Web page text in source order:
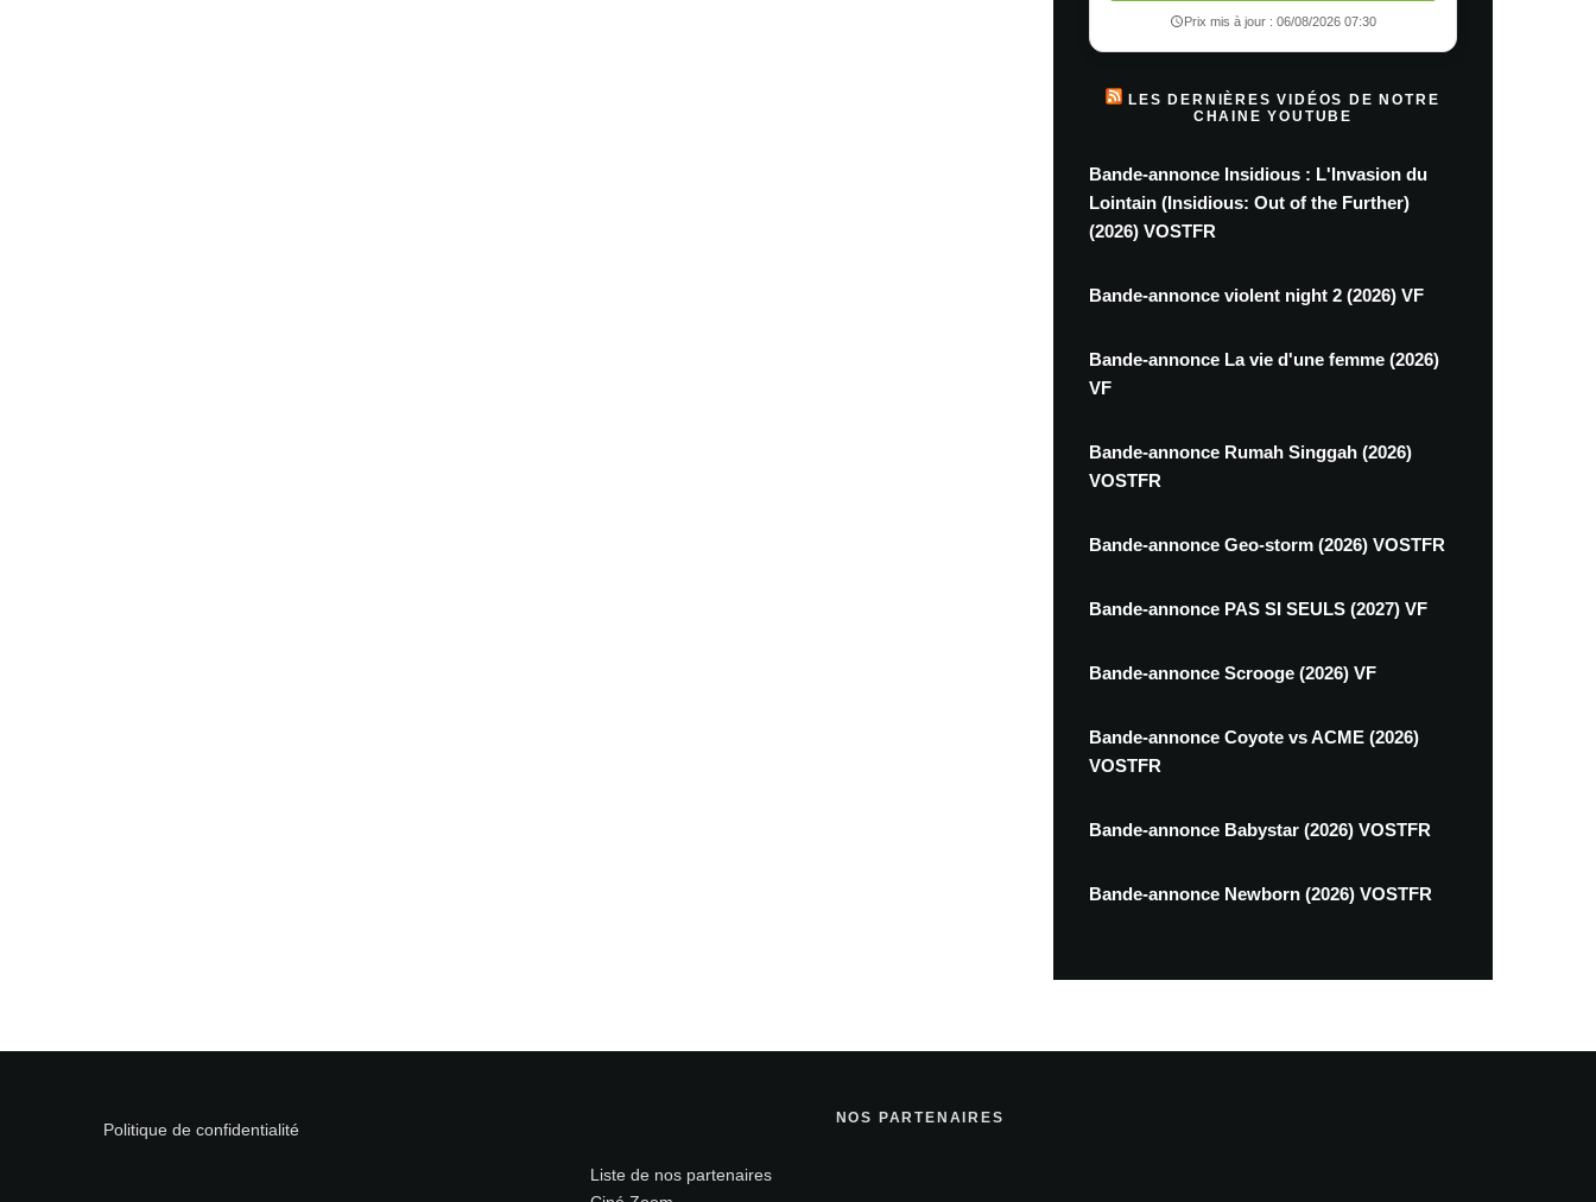
Prix mis à jour : 06/08/2026 07:30
LES DERNIÈRES VIDÉOS DE NOTRE
CHAINE YOUTUBE
Bande-annonce Insidious : L'Invasion du
Lointain (Insidious: Out of the Further)
(2026) VOSTFR
Bande-annonce violent night 2 (2026) VF
Bande-annonce La vie d'une femme (2026)
VF
Bande-annonce Rumah Singgah (2026)
VOSTFR
Bande-annonce Geo-storm (2026) VOSTFR
Bande-annonce PAS SI SEULS (2027) VF
Bande-annonce Scrooge (2026) VF
Bande-annonce Coyote vs ACME (2026)
VOSTFR
Bande-annonce Babystar (2026) VOSTFR
Bande-annonce Newborn (2026) VOSTFR
Politique de confidentialité
NOS PARTENAIRES
Liste de nos partenaires